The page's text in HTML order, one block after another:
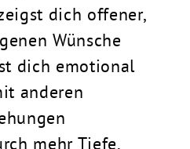
dich offener,
Wünsche
dich emotional
anderen
mehr Tiefe,